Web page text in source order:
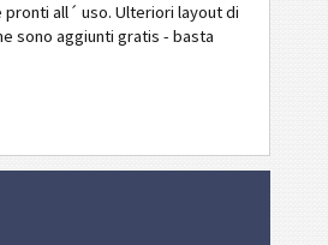
all´ uso. Ulteriori layout di
sono aggiunti gratis - basta